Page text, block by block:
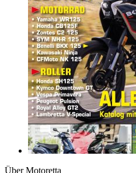
Über Motoretta